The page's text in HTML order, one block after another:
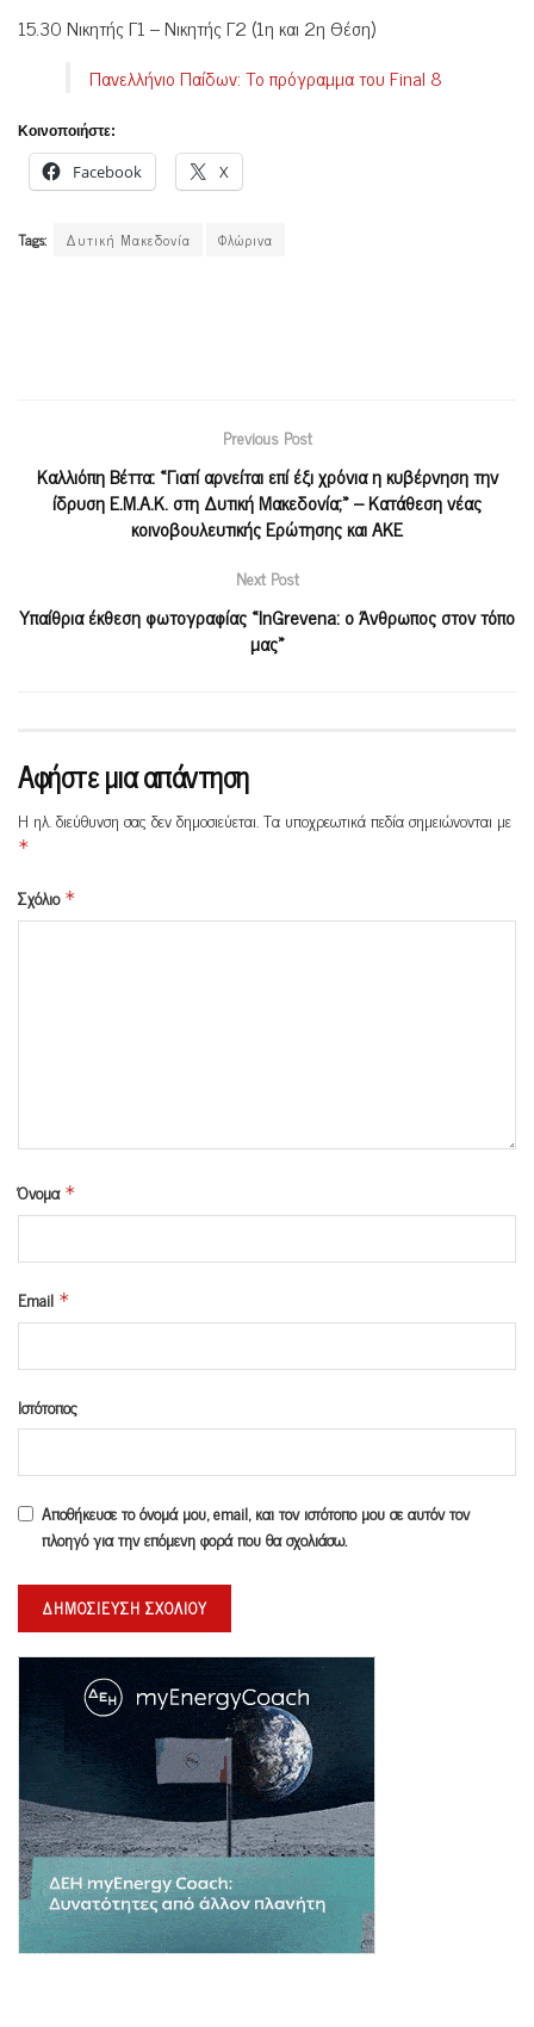
15.30 Νικητής Γ1 – Νικητής Γ2 (1η και 2η Θέση)
Πανελλήνιο Παίδων: Το πρόγραμμα του Final 8
Κοινοποιήστε:
Facebook X
Tags: Δυτική Μακεδονία Φλώρινα
Previous Post
Καλλιόπη Βέττα: «Γιατί αρνείται επί έξι χρόνια η κυβέρνηση την
ίδρυση Ε.Μ.Α.Κ. στη Δυτική Μακεδονία;» – Κατάθεση νέας
κοινοβουλευτικής Ερώτησης και ΑΚΕ
Next Post
Υπαίθρια έκθεση φωτογραφίας «InGrevena: ο Άνθρωπος στον τόπο
μας»
Αφήστε μια απάντηση
Η ηλ. διεύθυνση σας δεν δημοσιεύεται.Τα υποχρεωτικά πεδία σημειώνονται με
*
Σχόλιο *
Όνομα *
Email *
Ιστότοπος
Αποθήκευσε το όνομά μου, email, και τον ιστότοπο μου σε αυτόν τον
πλοηγό για την επόμενη φορά που θα σχολιάσω.